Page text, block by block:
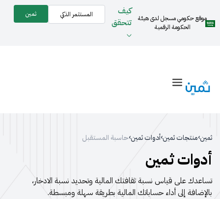
المستثمر الذكي ثمين
موقع حكومي مسجل لدى هيئة
الحكومة الرقمية
كيف
تتحقق
ثمين›منتجات ثمين›أدوات ثمين›حاسبة المستقبل
أدوات ثمين
تساعدك على قياس نسبة ثقافتك المالية وتحديد نسبة الادخار،
بالإضافة إلى أداء حساباتك المالية بطريقة سهلة ومبسطة.